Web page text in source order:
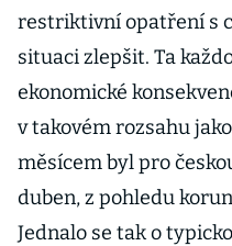
restriktivní opatření s
situaci zlepšit. Ta
ekonomické
v takovém rozsahu
měsícem byl pro
duben, z pohledu
Jednalo se tak o